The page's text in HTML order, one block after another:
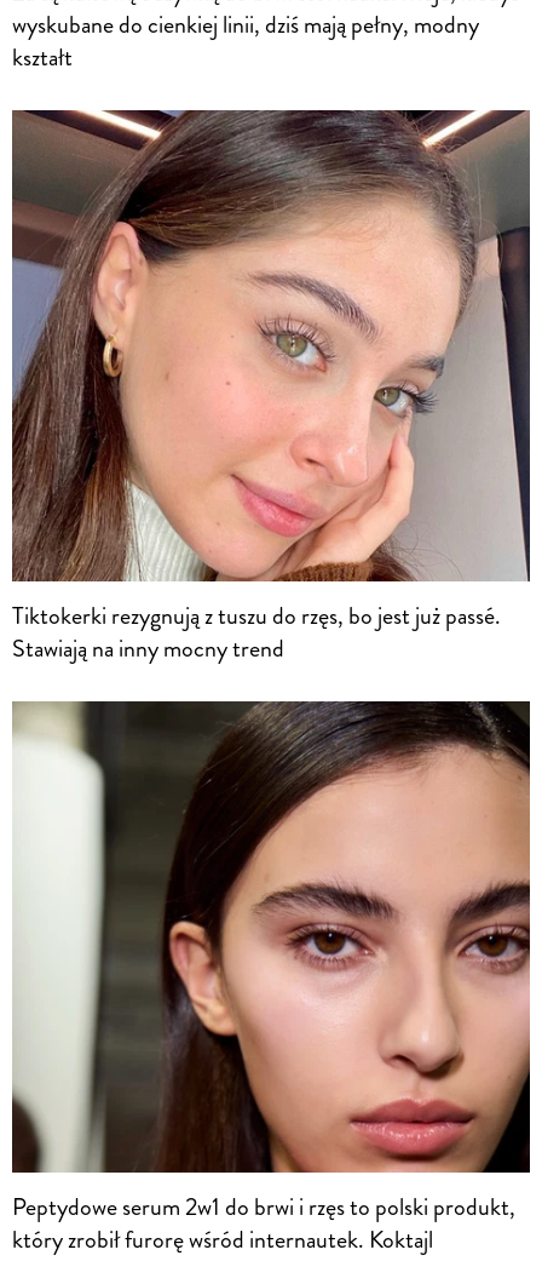
wyskubane do cienkiej linii, dziś mają pełny, modny
kształt
Tiktokerki rezygnują z tuszu do rzęs, bo jest już passé.
Stawiają na inny mocny trend
Peptydowe serum 2w1 do brwi i rzęs to polski produkt,
który zrobił furorę wśród internautek. Koktajl